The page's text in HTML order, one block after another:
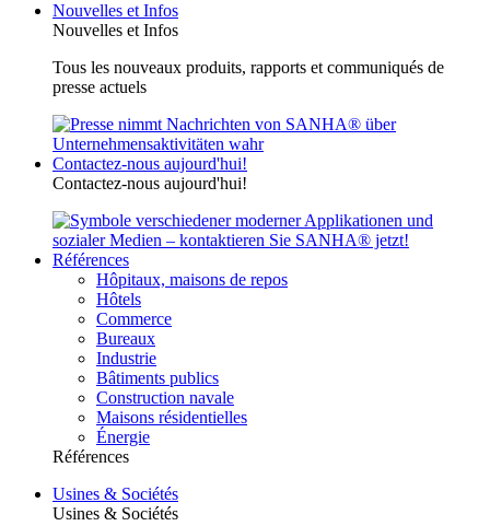
Nouvelles et Infos
Nouvelles et Infos
Tous les nouveaux produits, rapports et communiqués de
presse actuels
Contactez-nous aujourd'hui!
Contactez-nous aujourd'hui!
Références
Hôpitaux, maisons de repos
Hôtels
Commerce
Bureaux
Industrie
Bâtiments publics
Construction navale
Maisons résidentielles
Énergie
Références
Usines & Sociétés
Usines & Sociétés